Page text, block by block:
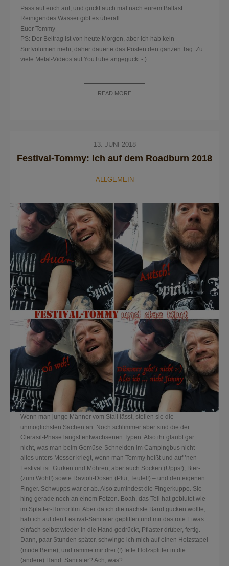
Pass auf euch auf, und guckt auch mal nach eurem Ballast.
Reinigendes Wasser gibt es überall …
Euer Tommy
PS: Der Beitrag ist von heute Morgen, aber ich hab kein
Surfvolumen mehr, daher dauerte das Posten den ganzen Tag. Zu
viele Metal-Videos auf YouTube angeguckt -:)
READ MORE
13. JUNI 2018
Festival-Tommy: Ich auf dem Roadburn 2018
ALLGEMEIN
Wenn man junge Männer vom Stall lässt, stellen sie die
unmöglichsten Sachen an. Noch schlimmer aber sind die der
Clerasil-Phase längst entwachsenen Typen. Also ihr glaubt gar
nicht, was man beim Gemüse-Schneiden im Campingbus nicht
alles unters Messer kriegt, wenn man Tommy heißt und auf ’nen
Festival ist: Gurken und Möhren, aber auch Socken (Upps!), Bier-
(zum Wohl!) sowie Ravioli-Dosen (Pfui, Teufel!) – und den eigenen
Finger. Schwupps war er ab. Also zumindest die Fingerkuppe. Sie
hing gerade noch an einem Fetzen. Boah, das Teil hat geblutet wie
im Splatter-Horrorfilm. Aber da ich die nächste Band gucken wollte,
hab ich auf den Festival-Sanitäter gepfiffen und mir das rote Etwas
einfach selbst wieder in die Hand gedrückt, Pflaster drüber, fertig.
Dann, paar Stunden später, schwinge ich mich auf einen Holzstapel
(müde Beine), und ramme mir drei (!) fette Holzsplitter in die
(andere) Hand. Sanitäter? Ach, was?